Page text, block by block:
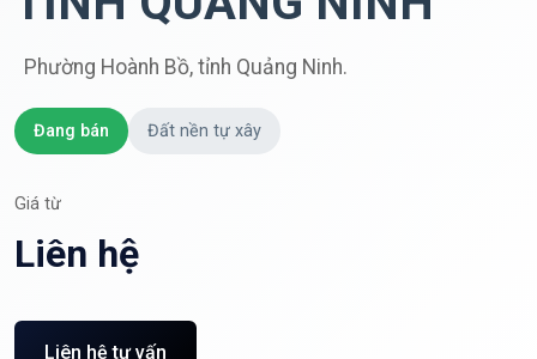
Phường Hoành Bồ, tỉnh Quảng Ninh.
Đang bán Đất nền tự xây
Giá từ
Liên hệ
Liên hệ tư vấn